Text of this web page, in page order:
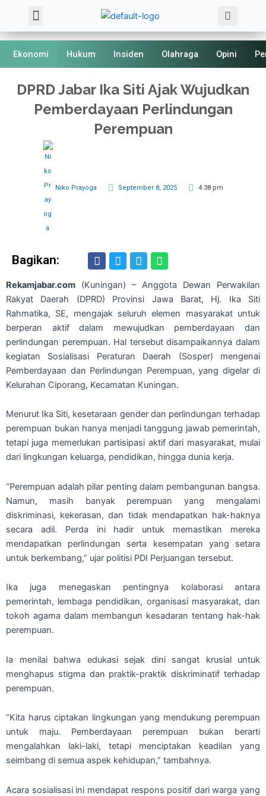
content
Menu
Ekonomi Hukum Insiden Olahraga Opini
DPRD Jabar Ika Siti Ajak Wujudkan
Pemberdayaan Perlindungan
Perempuan
Niko Prayoga September 8, 2025 4:38 pm
Bagikan:
Rekamjabar.com (Kuningan) – Anggota Dewan Perwakilan
Rakyat Daerah (DPRD) Provinsi Jawa Barat, Hj. Ika Siti
Rahmatika, SE, mengajak seluruh elemen masyarakat untuk
berperan aktif dalam mewujudkan pemberdayaan dan
perlindungan perempuan. Hal tersebut disampaikannya dalam
kegiatan Sosialisasi Peraturan Daerah (Sosper) mengenai
Pemberdayaan dan Perlindungan Perempuan, yang digelar di
Kelurahan Ciporang, Kecamatan Kuningan.
Menurut Ika Siti, kesetaraan gender dan perlindungan terhadap
perempuan bukan hanya menjadi tanggung jawab pemerintah,
tetapi juga memerlukan partisipasi aktif dari masyarakat, mulai
dari lingkungan keluarga, pendidikan, hingga dunia kerja.
“Perempuan adalah pilar penting dalam pembangunan bangsa.
Namun, masih banyak perempuan yang mengalami
diskriminasi, kekerasan, dan tidak mendapatkan hak-haknya
secara adil. Perda ini hadir untuk memastikan mereka
mendapatkan perlindungan serta kesempatan yang setara
untuk berkembang,” ujar politisi PDI Perjuangan tersebut.
Ika juga menegaskan pentingnya kolaborasi antara
pemerintah, lembaga pendidikan, organisasi masyarakat, dan
tokoh agama dalam membangun kesadaran tentang hak-hak
perempuan.
Ia menilai bahwa edukasi sejak dini sangat krusial untuk
menghapus stigma dan praktik-praktik diskriminatif terhadap
perempuan.
“Kita harus ciptakan lingkungan yang mendukung perempuan
untuk maju. Pemberdayaan perempuan bukan berarti
mengalahkan laki-laki, tetapi menciptakan keadilan yang
seimbang di semua aspek kehidupan,” tambahnya.
Acara sosialisasi ini mendapat respons positif dari warga yang